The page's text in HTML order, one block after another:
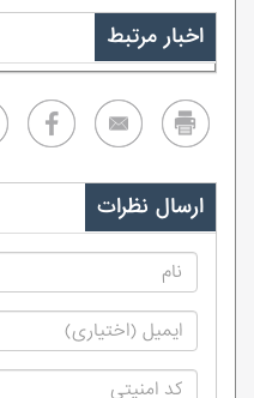
اخبار مرتبط
ارسال نظرات